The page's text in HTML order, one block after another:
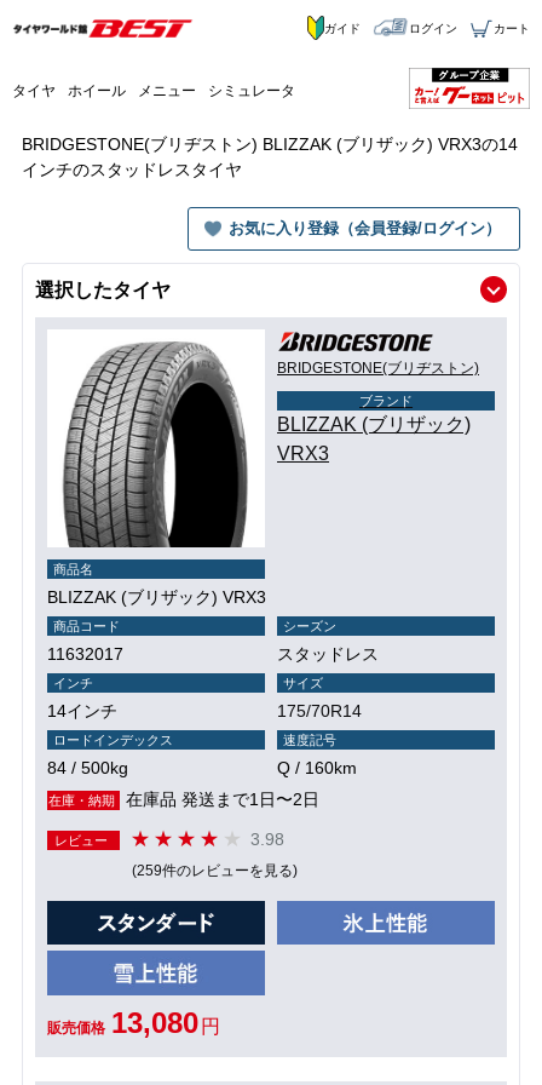
タイヤ ホイール メニュー シミュレータ
ガイド ログイン カート
BRIDGESTONE(ブリヂストン) BLIZZAK (ブリザック) VRX3の14
インチのスタッドレスタイヤ
お気に入り登録（会員登録/ログイン）
選択したタイヤ
BRIDGESTONE(ブリヂストン)
ブランド
BLIZZAK (ブリザック)
VRX3
商品名
BLIZZAK (ブリザック) VRX3
商品コード
11632017
シーズン
スタッドレス
インチ
14インチ
サイズ
175/70R14
ロードインデックス
84 / 500kg
速度記号
Q / 160km
在庫・納期 在庫品 発送まで1日〜2日
レビュー 3.98
(259件のレビューを見る)
販売価格 13,080 円